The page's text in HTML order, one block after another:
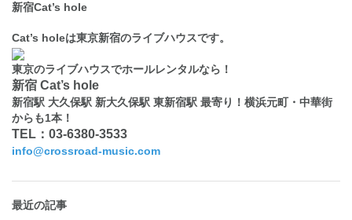
新宿Cat’s hole
Cat’s holeは東京新宿のライブハウスです。
東京のライブハウスでホールレンタルなら！
新宿 Cat’s hole
新宿駅 大久保駅 新大久保駅 東新宿駅 最寄り！横浜元町・中華街
からも1本！
TEL：03-6380-3533
info@crossroad-music.com
最近の記事